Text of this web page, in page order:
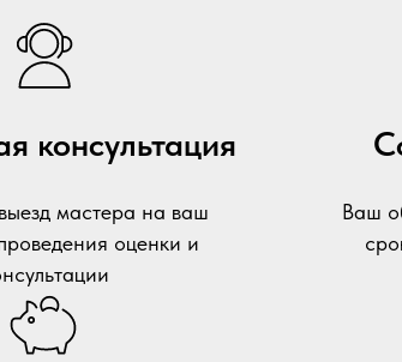
консультация
мастера на ваш
оценки и
Ваш